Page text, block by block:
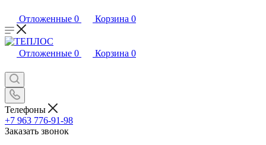
Отложенные 0 Корзина 0
Отложенные 0 Корзина 0
Телефоны
+7 963 776-91-98
Заказать звонок